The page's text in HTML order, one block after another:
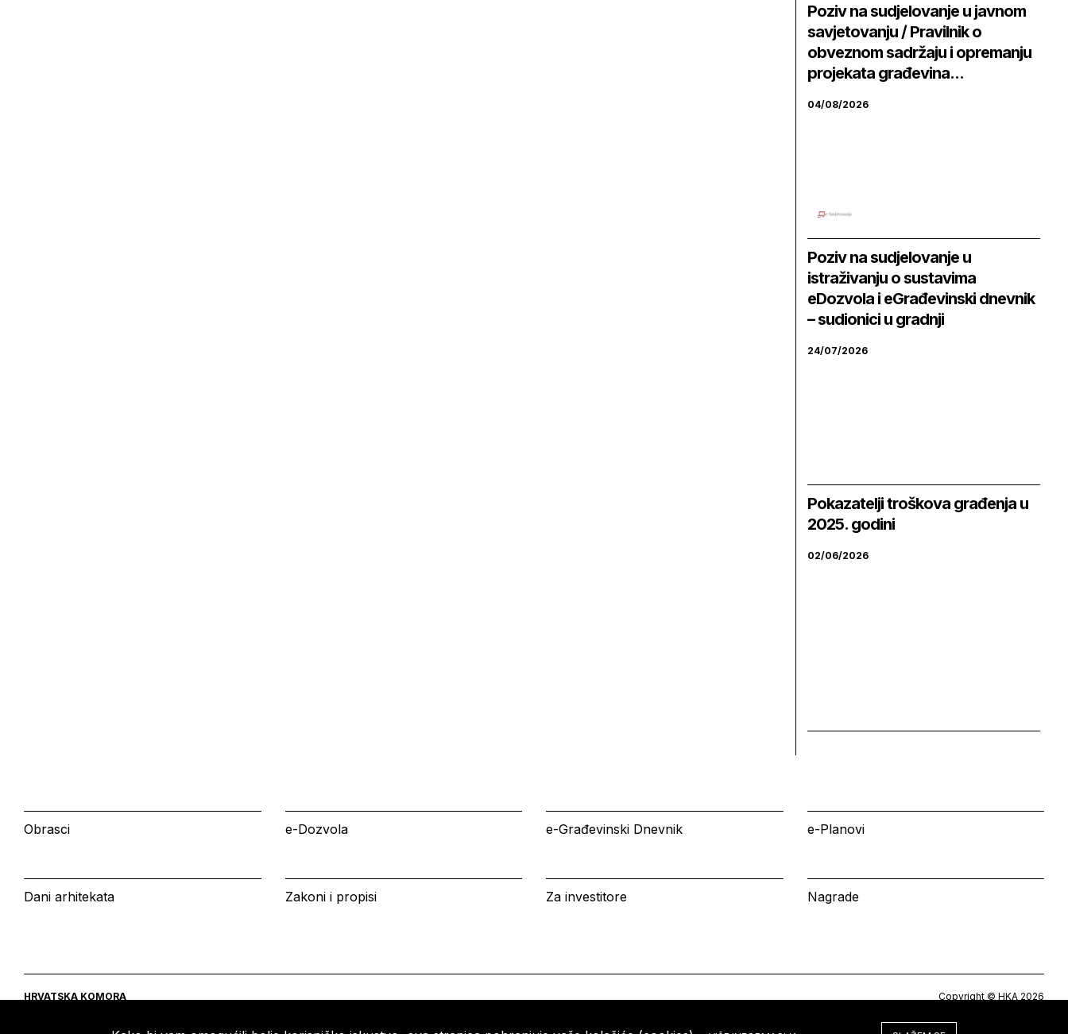
Poziv na sudjelovanje u javnom
savjetovanju / Pravilnik o
obveznom sadržaju i opremanju
projekata građevina...
04/08/2026
Poziv na sudjelovanje u
istraživanju o sustavima
eDozvola i eGrađevinski dnevnik
– sudionici u gradnji
24/07/2026
Pokazatelji troškova građenja u
2025. godini
02/06/2026
Obrasci e-Dozvola e-Građevinski Dnevnik e-Planovi
Dani arhitekata Zakoni i propisi Za investitore Nagrade
HRVATSKA KOMORA
Copyright © HKA 2026